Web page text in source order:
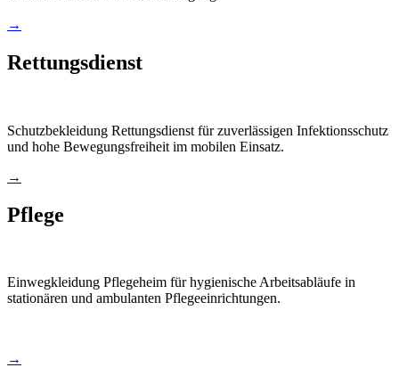
→
Rettungsdienst
Schutzbekleidung Rettungsdienst für zuverlässigen Infektionsschutz
und hohe Bewegungsfreiheit im mobilen Einsatz.
→
Pflege
Einwegkleidung Pflegeheim für hygienische Arbeitsabläufe in
stationären und ambulanten Pflegeeinrichtungen.
→